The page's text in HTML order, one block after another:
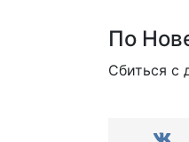
По
Сбиться с